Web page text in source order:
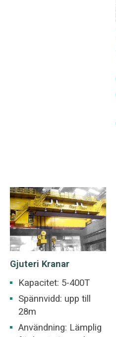
Gjuteri Kranar
Kapacitet: 5-400T
Spännvidd: upp till
28m
Användning: Lämplig